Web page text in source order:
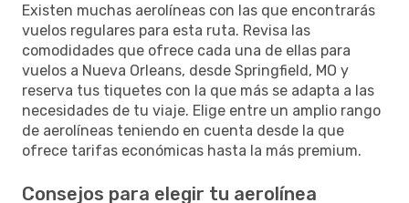
Existen muchas aerolíneas con las que encontrarás
vuelos regulares para esta ruta. Revisa las
comodidades que ofrece cada una de ellas para
vuelos a Nueva Orleans, desde Springfield, MO y
reserva tus tiquetes con la que más se adapta a las
necesidades de tu viaje. Elige entre un amplio rango
de aerolíneas teniendo en cuenta desde la que
ofrece tarifas económicas hasta la más premium.
Consejos para elegir tu aerolínea